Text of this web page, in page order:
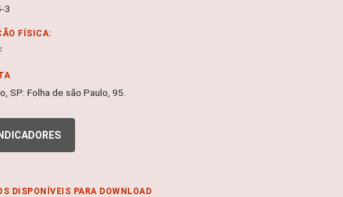
3
FÍSICA:
SP: Folha de são Paulo, 95.
DISPONÍVEIS PARA DOWNLOAD